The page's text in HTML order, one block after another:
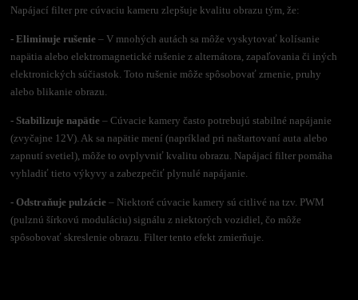
Napájací filter pre cúvaciu kameru zlepšuje kvalitu obrazu tým, že:
- Eliminuje rušenie – V mnohých autách sa môže vyskytovať kolísanie
napätia alebo elektromagnetické rušenie z alternátora, zapaľovania či iných
elektronických súčiastok. Toto rušenie môže spôsobovať zrnenie, pruhy
alebo blikanie obrazu.
- Stabilizuje napätie – Cúvacie kamery často potrebujú stabilné napájanie
(zvyčajne 12V). Ak sa napätie mení (napríklad pri naštartovaní auta alebo
zapnutí svetiel), môže to ovplyvniť kvalitu obrazu. Napájací filter pomáha
vyhladiť tieto výkyvy a zabezpečiť plynulé napájanie.
- Odstraňuje pulzácie – Niektoré cúvacie kamery sú citlivé na tzv. PWM
(pulznú šírkovú moduláciu) signálu z niektorých vozidiel, čo môže
spôsobovať skreslenie obrazu. Filter tento efekt zmierňuje.